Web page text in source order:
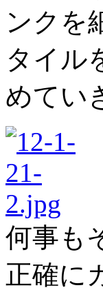
ンクを
タイル
めてい
何事も
正確に